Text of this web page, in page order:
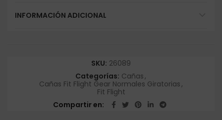
INFORMACIÓN ADICIONAL
SKU: 26089
Categorías: Cañas,
Cañas Fit Flight Gear Normales Giratorias,
Fit Flight
Compartir en